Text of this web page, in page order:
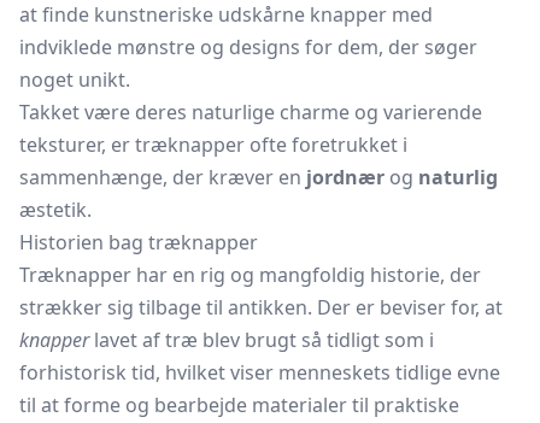
at finde kunstneriske udskårne knapper med
indviklede mønstre og designs for dem, der søger
noget unikt.
Takket være deres naturlige charme og varierende
teksturer, er træknapper ofte foretrukket i
sammenhænge, der kræver en jordnær og naturlig
æstetik.
Historien bag træknapper
Træknapper har en rig og mangfoldig historie, der
strækker sig tilbage til antikken. Der er beviser for, at
knapperlavet af træ blev brugt så tidligt som i
forhistorisk tid, hvilket viser menneskets tidlige evne
til at forme og bearbejde materialer til praktiske